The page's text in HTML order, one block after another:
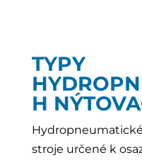
TYPY
H
stroje určené k